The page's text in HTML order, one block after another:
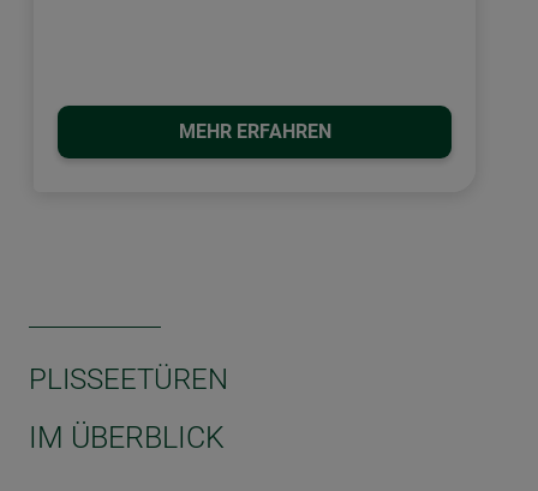
MEHR ERFAHREN
PLISSEETÜREN
IM ÜBERBLICK